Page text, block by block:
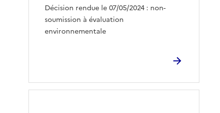
Décision rendue le 07/05/2024 : non-
soumission à évaluation
environnementale